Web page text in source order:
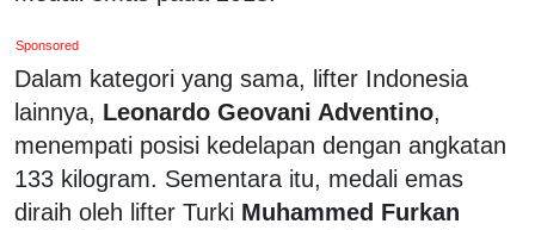
Sponsored
Dalam kategori yang sama, lifter Indonesia
lainnya, Leonardo Geovani Adventino,
menempati posisi kedelapan dengan angkatan
133 kilogram. Sementara itu, medali emas
diraih oleh lifter Turki Muhammed Furkan